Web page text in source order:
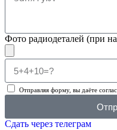
Фото радиодеталей (при
Отправляя форму, вы даёте
Сдать через телеграм